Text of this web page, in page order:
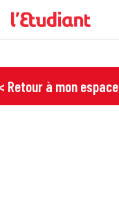
Retour à mon espace